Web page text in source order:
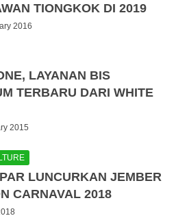
TIONGKOK DI 2019
2016
LAYANAN BIS
TERBARU DARI WHITE
2015
LUNCURKAN JEMBER
CARNAVAL 2018